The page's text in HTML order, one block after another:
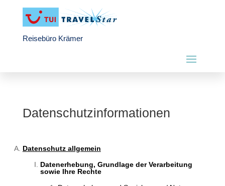
Reisebüro Krämer
Datenschutzinformationen
Datenschutz allgemein
Datenerhebung, Grundlage der Verarbeitung
sowie Ihre Rechte